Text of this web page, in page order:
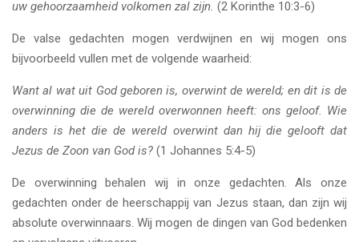
uw gehoorzaamheid volkomen zal zijn. (2 Korinthe 10:3-6)
De valse gedachten mogen verdwijnen en wij mogen ons
bijvoorbeeld vullen met de volgende waarheid:
Want al wat uit God geboren is, overwint de wereld; en dit is de
overwinning die de wereld overwonnen heeft: ons geloof. Wie
anders is het die de wereld overwint dan hij die gelooft dat
Jezus de Zoon van God is? (1 Johannes 5:4-5)
De overwinning behalen wij in onze gedachten. Als onze
gedachten onder de heerschappij van Jezus staan, dan zijn wij
absolute overwinnaars. Wij mogen de dingen van God bedenken